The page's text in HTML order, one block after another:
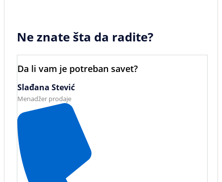
Ne znate šta da radite?
Da li vam je potreban savet?
Slađana Stević
Menadžer prodaje